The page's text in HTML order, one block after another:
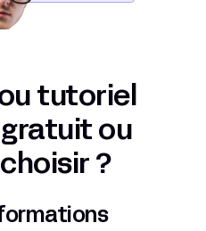
tutoriel
gratuit ou
?